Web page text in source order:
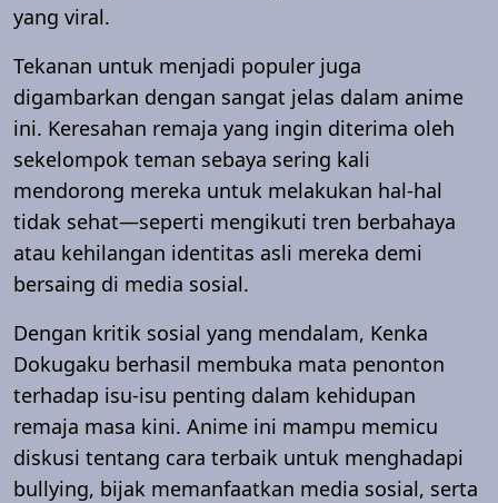
yang viral.
Tekanan untuk menjadi populer juga
digambarkan dengan sangat jelas dalam anime
ini. Keresahan remaja yang ingin diterima oleh
sekelompok teman sebaya sering kali
mendorong mereka untuk melakukan hal-hal
tidak sehat—seperti mengikuti tren berbahaya
atau kehilangan identitas asli mereka demi
bersaing di media sosial.
Dengan kritik sosial yang mendalam, Kenka
Dokugaku berhasil membuka mata penonton
terhadap isu-isu penting dalam kehidupan
remaja masa kini. Anime ini mampu memicu
diskusi tentang cara terbaik untuk menghadapi
bullying, bijak memanfaatkan media sosial, serta